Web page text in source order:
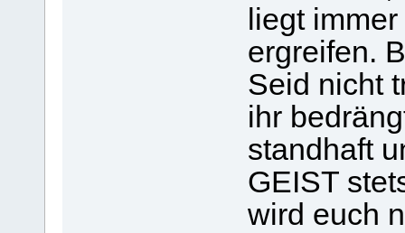
liegt
ergreifen.
Seid nicht
ihr
standhaft
GEIST
wird euch